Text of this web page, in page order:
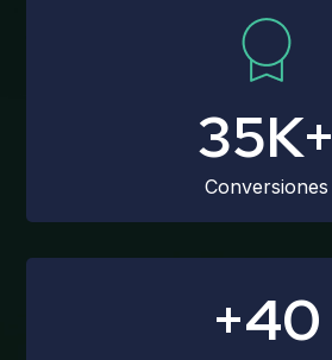
35K+
Conversiones
+40